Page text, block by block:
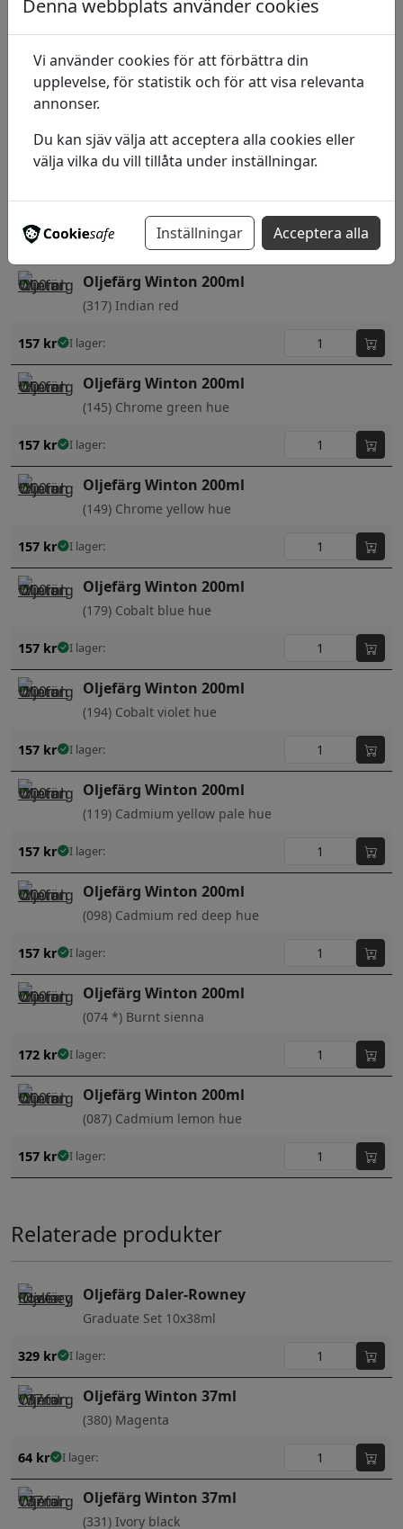
157kr I lager:
Oljefärg Winton 200ml
(257) Pale Rose Blush
157kr I lager:
(263) French ultramarine
157 kr I lager:
Oljefärg Winton 200ml
(317) Indian red
157 kr I lager:
Oljefärg Winton 200ml
(145) Chrome green hue
157 kr I lager:
Oljefärg Winton 200ml
(149) Chrome yellow hue
157 kr I lager:
Oljefärg Winton 200ml
(179) Cobalt blue hue
157 kr I lager:
Oljefärg Winton 200ml
(194) Cobalt violet hue
157 kr I lager:
Oljefärg Winton 200ml
(119) Cadmium yellow pale hue
157 kr I lager:
Oljefärg Winton 200ml
(098) Cadmium red deep hue
157 kr I lager:
Oljefärg Winton 200ml
(074 *) Burnt sienna
172 kr I lager:
Oljefärg Winton 200ml
(087) Cadmium lemon hue
157 kr I lager:
Relaterade produkter
Oljefärg Daler-Rowney
Graduate Set 10x38ml
329 kr I lager:
Oljefärg Winton 37ml
(380) Magenta
64 kr I lager:
Oljefärg Winton 37ml
(331) Ivory black
Denna webbplats använder cookies
Vi använder cookies för att förbättra din
upplevelse, för statistik och för att visa relevanta
annonser.
Du kan sjäv välja att acceptera alla cookies eller
välja vilka du vill tillåta under inställningar.
Inställningar Acceptera alla